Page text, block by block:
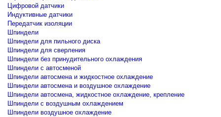
Цифровой датчики
Индуктивные датчики
Передатчик изоляции
Шпиндели
Шпиндели для пильного диска
Шпиндели для сверления
Шпиндели без принудительного охлаждения
Шпиндели с автосменой
Шпиндели автосмена и жидкостное охлаждение
Шпиндели автосмена и воздушное охлаждение
Шпиндели автосмена, жидкостное охлаждение, крепление
Шпиндели с воздушным охлаждением
Шпиндели воздушное охлаждение